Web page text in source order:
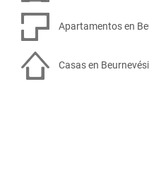
Apartamentos en
Casas en